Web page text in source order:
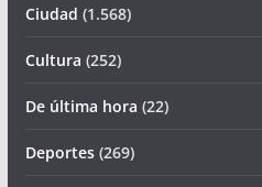
Ciudad (1.568)
Cultura (252)
De última hora (22)
Deportes(269)